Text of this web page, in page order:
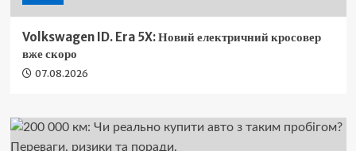
Volkswagen ID. Era 5X: Новий електричний кросовер
вже скоро
07.08.2026